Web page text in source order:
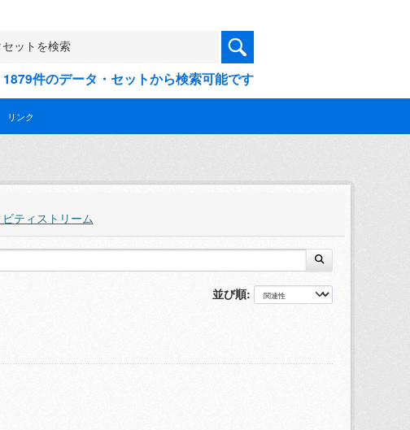
1879件のデータ・セットから検索可能です
リンク
ティストリーム
並び順